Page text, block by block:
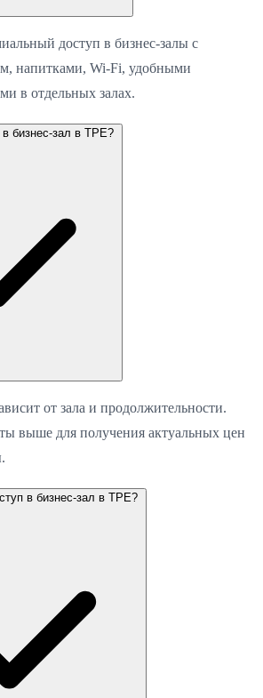
доступ в бизнес-залы с
напитками, Wi-Fi, удобными
в отдельных залах.
бизнес-зал в TPE?
от зала и продолжительности.
выше для получения актуальных цен
в бизнес-зал в TPE?